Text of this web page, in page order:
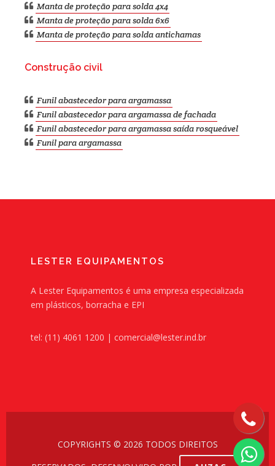
Manta de proteção para solda 4x4
Manta de proteção para solda 6x6
Manta de proteção para solda antichamas
Construção civil
Funil abastecedor para argamassa
Funil abastecedor para argamassa de fachada
Funil abastecedor para argamassa saída rosqueável
Funil para argamassa
LESTER EQUIPAMENTOS
A Lester Equipamentos é uma empresa especializada
em plásticos, borracha e EPI
tel: (11) 4061 1200 | comercial@lester.ind.br
COPYRIGHTS © 2026 TODOS DIREITOS